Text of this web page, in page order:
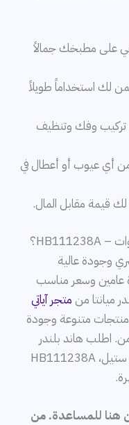
على مطبخك جمالاً
لك استخداماً طويلاً
تركيب وفك وتنظيف
أي عيوب أو أعطال في
قيمة مقابل المال.
وجودة عالية
عامين وسعر مناسب
ميانتا من متجر آياتي
منتجات متنوعة وجودة
اطلب هاند بلندر
ميانتا، 1000 وات، 10 في 1، استانلس ستيل، HB111238A
هنا للمساعدة. من